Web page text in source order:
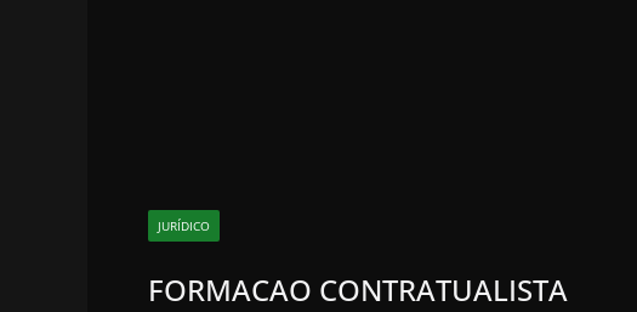
JURÍDICO
FORMACAO CONTRATUALISTA